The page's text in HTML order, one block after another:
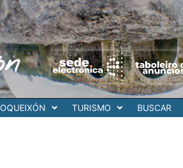
TURISMO BUSCAR